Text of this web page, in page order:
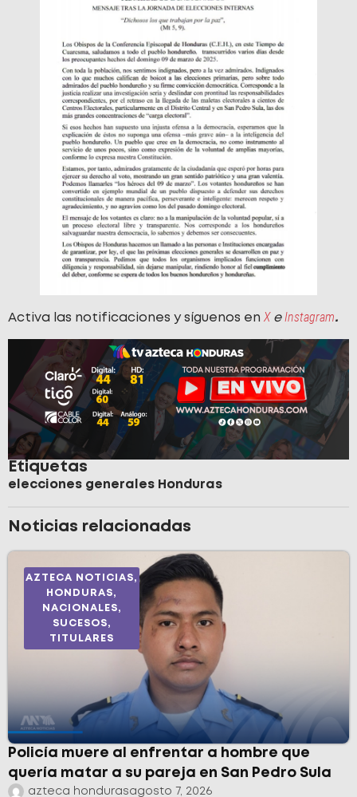
Activa las notificaciones y síguenos en X e Instagram.
Etiquetas
elecciones generales Honduras
Noticias relacionadas
AZTECA NOTICIAS,
HONDURAS,
NACIONALES,
SUCESOS,
TITULARES
Policía muere al enfrentar a hombre que
quería matar a su pareja en San Pedro Sula
azteca hondurasagosto 7, 2026